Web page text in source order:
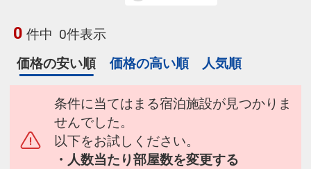
0 件中 0件表示
価格の安い順
価格の高い順 人気順
条件に当てはまる宿泊施設が見つかりま
せんでした。
以下をお試しください。
・人数当たり部屋数を変更する